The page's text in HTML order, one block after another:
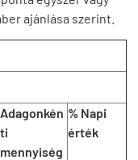
ajánlása szerint.
Adagonkén
ti
mennyiség
% Napi
érték